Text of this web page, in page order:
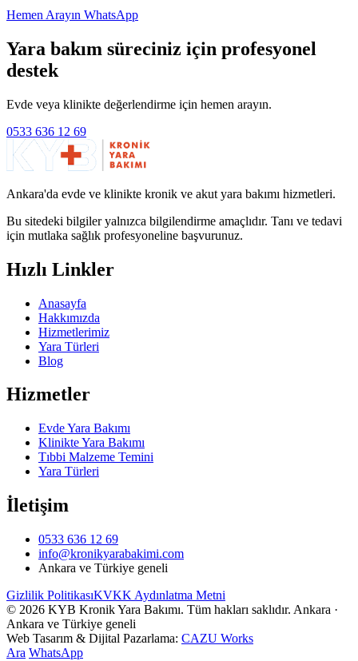
Hemen Arayın WhatsApp
Yara bakım süreciniz için profesyonel
destek
Evde veya klinikte değerlendirme için hemen arayın.
0533 636 12 69
Ankara'da evde ve klinikte kronik ve akut yara bakımı hizmetleri.
Bu sitedeki bilgiler yalnızca bilgilendirme amaçlıdır. Tanı ve tedavi
için mutlaka sağlık profesyoneline başvurunuz.
Hızlı Linkler
Anasayfa
Hakkımızda
Hizmetlerimiz
Yara Türleri
Blog
Hizmetler
Evde Yara Bakımı
Klinikte Yara Bakımı
Tıbbi Malzeme Temini
Yara Türleri
İletişim
0533 636 12 69
info@kronikyarabakimi.com
Ankara ve Türkiye geneli
Gizlilik PolitikasıKVKK Aydınlatma Metni
© 2026 KYB Kronik Yara Bakımı. Tüm hakları saklıdır. Ankara ·
Ankara ve Türkiye geneli
Web Tasarım & Dijital Pazarlama: CAZU Works
Ara WhatsApp